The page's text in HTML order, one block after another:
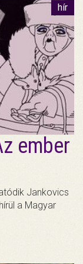
hír
ember
Jankovics
a Magyar